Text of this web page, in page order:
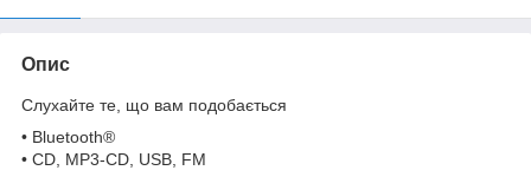
Опис
Слухайте те, що вам подобається
• Bluetooth®
• CD, MP3-CD, USB, FM